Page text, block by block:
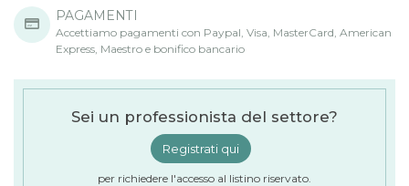
PAGAMENTI
Accettiamo pagamenti con Paypal, Visa, MasterCard, American
Express, Maestro e bonifico bancario
Sei un professionista del settore?
Registrati qui
per richiedere l'accesso al listino riservato.